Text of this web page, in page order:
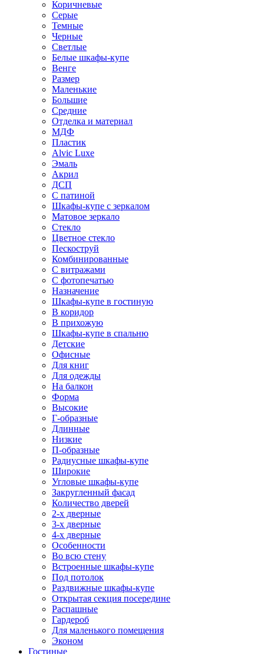
Коричневые
Серые
Темные
Черные
Светлые
Белые шкафы-купе
Венге
Размер
Маленькие
Большие
Средние
Отделка и материал
МДФ
Пластик
Alvic Luxe
Эмаль
Акрил
ДСП
С патиной
Шкафы-купе с зеркалом
Матовое зеркало
Стекло
Цветное стекло
Пескоструй
Комбинированные
С витражами
С фотопечатью
Назначение
Шкафы-купе в гостиную
В коридор
В прихожую
Шкафы-купе в спальню
Детские
Офисные
Для книг
Для одежды
На балкон
Форма
Высокие
Г-образные
Длинные
Низкие
П-образные
Радиусные шкафы-купе
Широкие
Угловые шкафы-купе
Закругленный фасад
Количество дверей
2-х дверные
3-х дверные
4-х дверные
Особенности
Во всю стену
Встроенные шкафы-купе
Под потолок
Раздвижные шкафы-купе
Открытая секция посередине
Распашные
Гардероб
Для маленького помещения
Эконом
Гостиные